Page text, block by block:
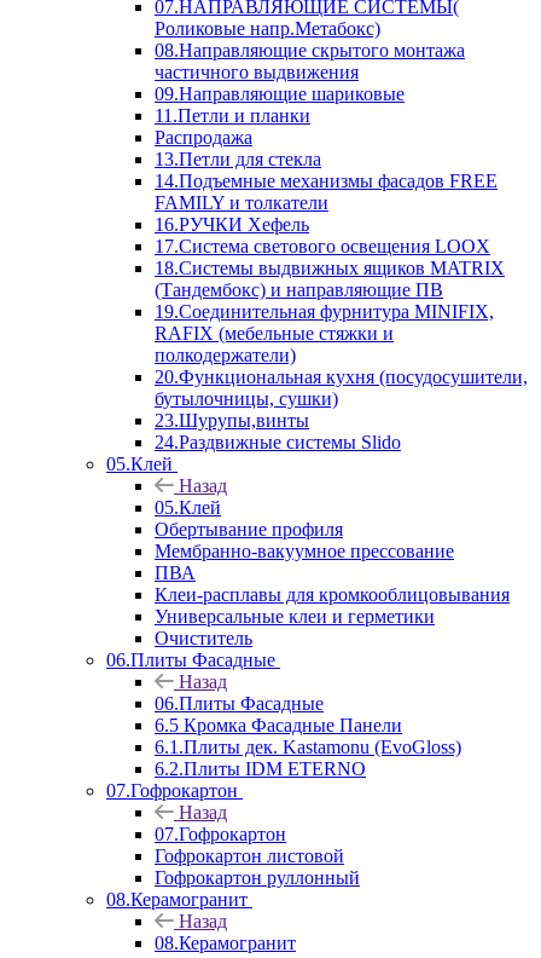
07.НАПРАВЛЯЮЩИЕ СИСТЕМЫ(
Роликовые напр.Метабокс)
08.Направляющие скрытого монтажа
частичного выдвижения
09.Направляющие шариковые
11.Петли и планки
Распродажа
13.Петли для стекла
14.Подъемные механизмы фасадов FREE
FAMILY и толкатели
16.РУЧКИ Хефель
17.Система светового освещения LOOX
18.Системы выдвижных ящиков MATRIX
(Тандембокс) и направляющие ПВ
19.Соединительная фурнитура MINIFIX,
RAFIX (мебельные стяжки и
полкодержатели)
20.Функциональная кухня (посудосушители,
бутылочницы, сушки)
23.Шурупы,винты
24.Раздвижные системы Slido
05.Клей
Назад
05.Клей
Обертывание профиля
Мембранно-вакуумное прессование
ПВА
Клеи-расплавы для кромкооблицовывания
Универсальные клеи и герметики
Очиститель
06.Плиты Фасадные
Назад
06.Плиты Фасадные
6.5 Кромка Фасадные Панели
6.1.Плиты дек. Kastamonu (EvoGloss)
6.2.Плиты IDM ETERNO
07.Гофрокартон
Назад
07.Гофрокартон
Гофрокартон листовой
Гофрокартон руллонный
08.Керамогранит
Назад
08.Керамогранит